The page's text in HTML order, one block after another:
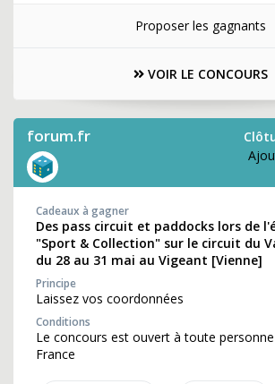
Proposer les gagnants
VOIR LE CONCOURS
forum.fr
Cadeaux à gagner
Des pass circuit et paddocks lors de
"Sport & Collection" sur le circuit du
du 28 au 31 mai au Vigeant [Vienne]
Principe
Laissez vos coordonnées
Conditions
Le concours est ouvert à toute
France